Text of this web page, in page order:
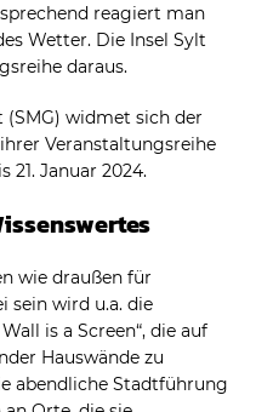
reagiert man
Wetter. Die Insel Sylt
daraus.
widmet sich der
Veranstaltungsreihe
21. Januar 2024.
wie draußen für
sein wird u.a. die
is a Screen“, die auf
Hauswände zu
abendliche Stadtführung